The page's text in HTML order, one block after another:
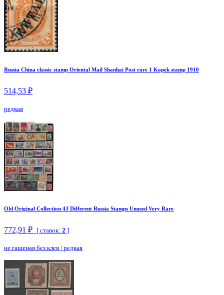
Russia China classic stamp Oriental Mail Shanhai Post rare 1 Kopek stamp 1910
514,53 ₽
редкая
Old Original Collection 43 Different Russia Stamps Unused Very Rare
772,91 ₽ [ ставок: 2 ]
не гашеная без клея | редкая